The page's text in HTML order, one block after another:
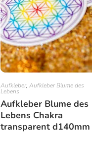
Aufkleber, Aufkleber Blume des
Lebens
Aufkleber Blume des
Lebens Chakra
transparent d140mm